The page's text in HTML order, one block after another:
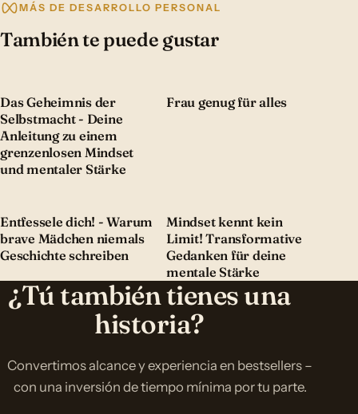
MÁS DE DESARROLLO PERSONAL
También te puede gustar
Das Geheimnis der
Selbstmacht - Deine
Anleitung zu einem
grenzenlosen Mindset
und mentaler Stärke
Frau genug für alles
Entfessele dich! - Warum
brave Mädchen niemals
Geschichte schreiben
Mindset kennt kein
Limit! Transformative
Gedanken für deine
mentale Stärke
¿Tú también tienes una
historia?
Convertimos alcance y experiencia en bestsellers –
con una inversión de tiempo mínima por tu parte.